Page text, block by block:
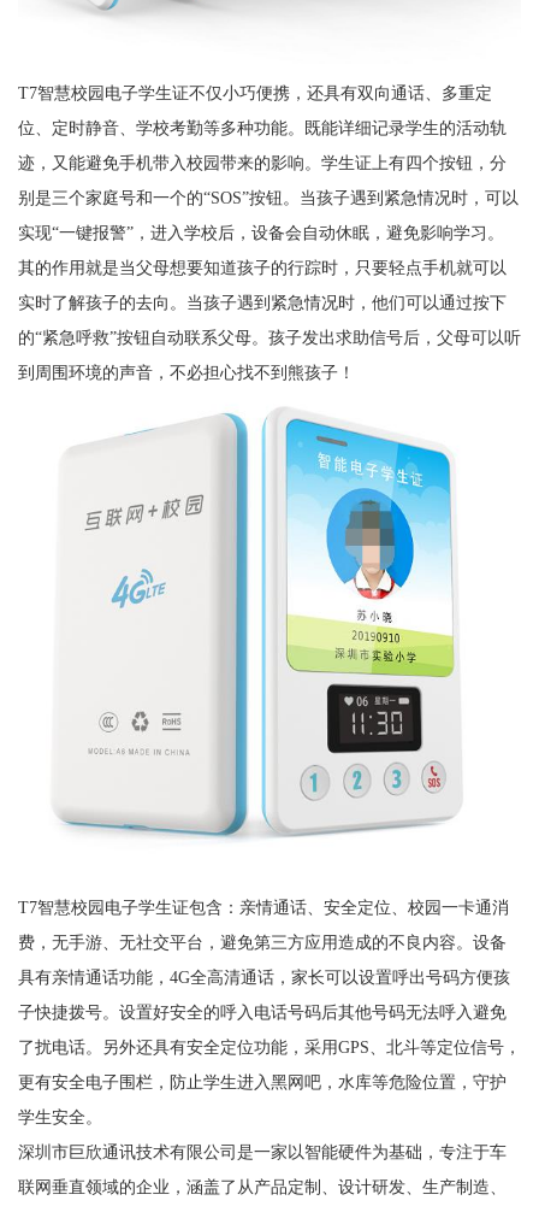
T7智慧校园电子学生证不仅小巧便携，还具有双向通话、多重定
位、定时静音、学校考勤等多种功能。既能详细记录学生的活动轨
迹，又能避免手机带入校园带来的影响。学生证上有四个按钮，分
别是三个家庭号和一个的“SOS”按钮。当孩子遇到紧急情况时，可以
实现“一键报警”，进入学校后，设备会自动休眠，避免影响学习。
其的作用就是当父母想要知道孩子的行踪时，只要轻点手机就可以
实时了解孩子的去向。当孩子遇到紧急情况时，他们可以通过按下
的“紧急呼救”按钮自动联系父母。孩子发出求助信号后，父母可以听
到周围环境的声音，不必担心找不到熊孩子！
T7智慧校园电子学生证包含：亲情通话、安全定位、校园一卡通消
费，无手游、无社交平台，避免第三方应用造成的不良内容。设备
具有亲情通话功能，4G全高清通话，家长可以设置呼出号码方便孩
子快捷拨号。设置好安全的呼入电话号码后其他号码无法呼入避免
了扰电话。另外还具有安全定位功能，采用GPS、北斗等定位信号，
更有安全电子围栏，防止学生进入黑网吧，水库等危险位置，守护
学生安全。
深圳市巨欣通讯技术有限公司是一家以智能硬件为基础，专注于车
联网垂直领域的企业，涵盖了从产品定制、设计研发、生产制造、